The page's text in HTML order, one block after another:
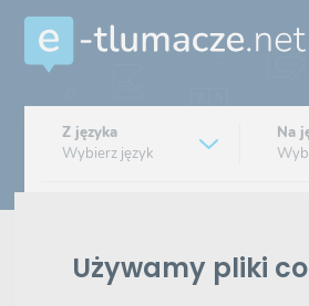
Używamy pliki
Z języka
Wybierz język
Na
Znajdź tłumacza